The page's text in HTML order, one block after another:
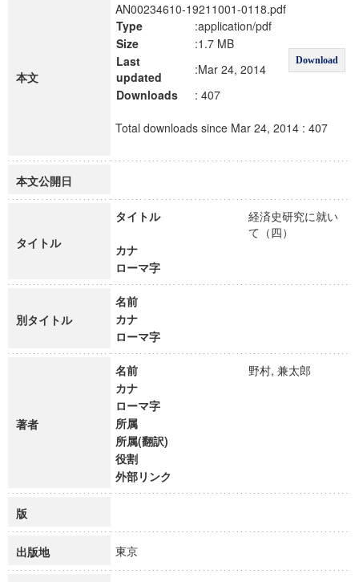
本文
AN00234610-19211001-0118.pdf
Type
:application/pdf
Download
Size
:1.7 MB
Last
updated
:Mar 24, 2014
Downloads
: 407
Total downloads since Mar 24, 2014 : 407
本文公開日
タイトル
タイトル
経済史研究に就い
て（四）
カナ
ローマ字
別タイトル
名前
カナ
ローマ字
著者
名前
野村, 兼太郎
カナ
ローマ字
所属
所属(翻訳)
役割
外部リンク
版
出版地 東京